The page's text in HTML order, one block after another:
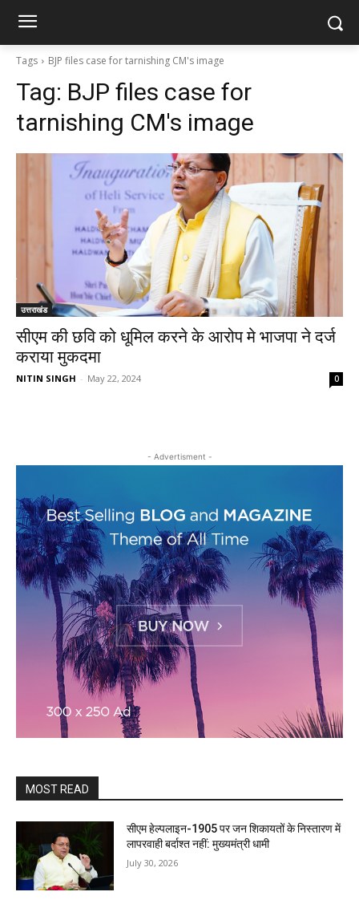
Tags BJP files case for tarnishing CM's image
Tag: BJP files case for
tarnishing CM's image
उत्तराखंड
सीएम की छवि को धूमिल करने के आरोप मे भाजपा ने दर्ज
कराया मुकदमा
NITIN SINGH - May 22, 2024 0
- Advertisment -
MOST READ
सीएम हेल्पलाइन-1905 पर जन शिकायतों के निस्तारण में
लापरवाही बर्दाश्त नहीं: मुख्यमंत्री धामी
July 30, 2026